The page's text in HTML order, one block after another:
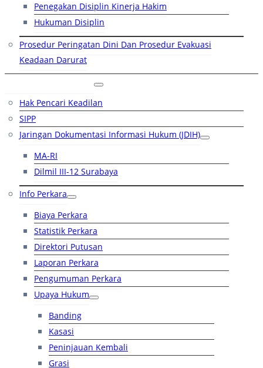
Penegakan Disiplin Kinerja Hakim
Hukuman Disiplin
Prosedur Peringatan Dini Dan Prosedur Evakuasi
Keadaan Darurat
Hak Pencari Keadilan
SIPP
Jaringan Dokumentasi Informasi Hukum (JDIH)
MA-RI
Dilmil III-12 Surabaya
Info Perkara
Biaya Perkara
Statistik Perkara
Direktori Putusan
Laporan Perkara
Pengumuman Perkara
Upaya Hukum
Banding
Kasasi
Peninjauan Kembali
Grasi